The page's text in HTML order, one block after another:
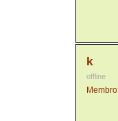
k
offline
Membro